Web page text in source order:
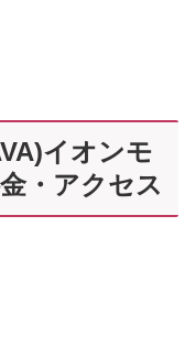
イオンモ
・アクセス